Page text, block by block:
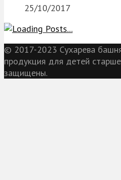
25/10/2017
© 2017-2023 Сухарева
продукция для детей
защищены.